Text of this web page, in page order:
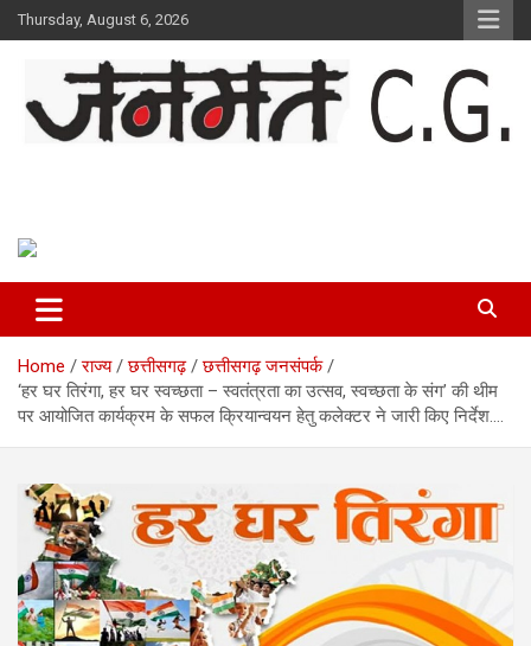
Skip
to
Thursday, August 6, 2026
Home राज्य छत्तीसगढ़
छत्तीसगढ़ जनसंपर्क
‘हर घर तिरंगा, हर घर स्वच्छता – स्वतंत्रता का उत्सव, स्वच्छता के संग’ की थीम
पर आयोजित कार्यक्रम के सफल क्रियान्वयन हेतु कलेक्टर ने जारी किए निर्देश….